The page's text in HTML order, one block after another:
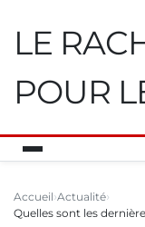
LE
POUR
Accueil Actualité
Quelles sont les